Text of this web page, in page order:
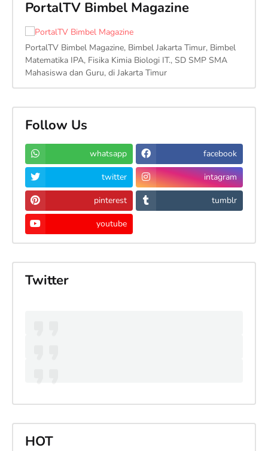
PortalTV Bimbel Magazine
PortalTV Bimbel Magazine, Bimbel Jakarta Timur, Bimbel
Matematika IPA, Fisika Kimia Biologi IT., SD SMP SMA
Mahasiswa dan Guru, di Jakarta Timur
Follow Us
whatsapp facebook
twitter intagram
pinterest tumblr
youtube
Twitter
HOT